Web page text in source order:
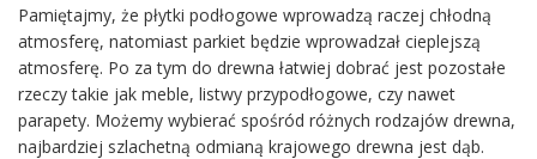
Pamiętajmy, że płytki podłogowe wprowadzą raczej chłodną
atmosferę, natomiast parkiet będzie wprowadzał cieplejszą
atmosferę. Po za tym do drewna łatwiej dobrać jest pozostałe
rzeczy takie jak meble, listwy przypodłogowe, czy nawet
parapety. Możemy wybierać spośród różnych rodzajów drewna,
najbardziej szlachetną odmianą krajowego drewna jest dąb.